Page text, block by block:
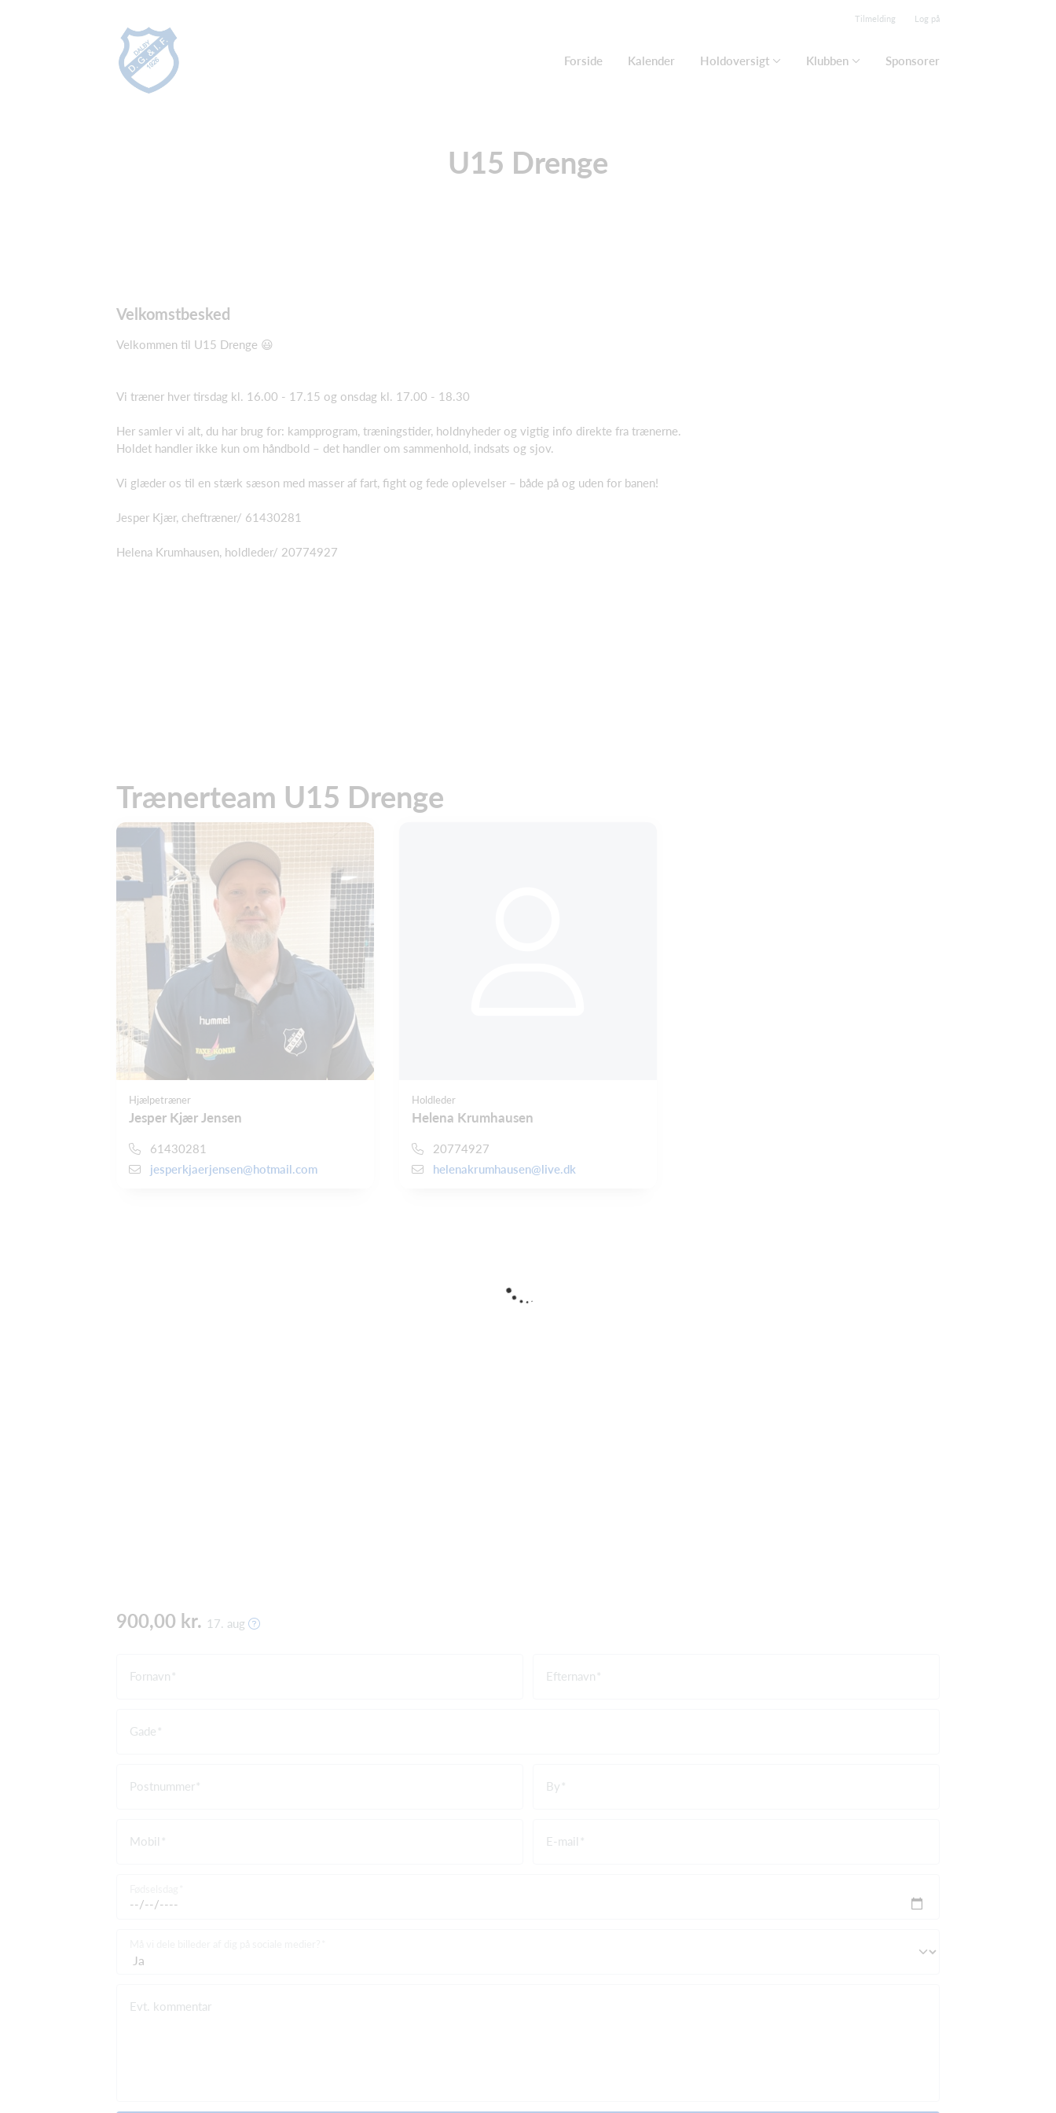
Tilmelding Log på
Forside Kalender Holdoversigt Klubben Sponsorer
U15 Drenge
Velkomstbesked
Velkommen til U15 Drenge 😃
Vi træner hver tirsdag kl. 16.00 - 17.15 og onsdag kl. 17.00 - 18.30
Her samler vi alt, du har brug for: kampprogram, træningstider, holdnyheder og vigtig info direkte fra trænerne.
Holdet handler ikke kun om håndbold – det handler om sammenhold, indsats og sjov.
Vi glæder os til en stærk sæson med masser af fart, fight og fede oplevelser – både på og uden for banen!
Jesper Kjær, cheftræner/ 61430281
Helena Krumhausen, holdleder/ 20774927
Trænerteam U15 Drenge
Hjælpetræner
Jesper Kjær Jensen
61430281
jesperkjaerjensen@hotmail.com
Holdleder
Helena Krumhausen
20774927
helenakrumhausen@live.dk
900,00 kr. 17. aug
Fornavn Efternavn
Gade
Postnummer By
Mobil E-mail
Evt. kommentar